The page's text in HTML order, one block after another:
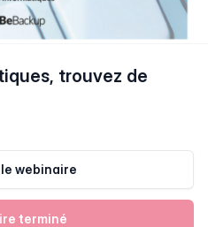
trouvez de
webinaire
terminé